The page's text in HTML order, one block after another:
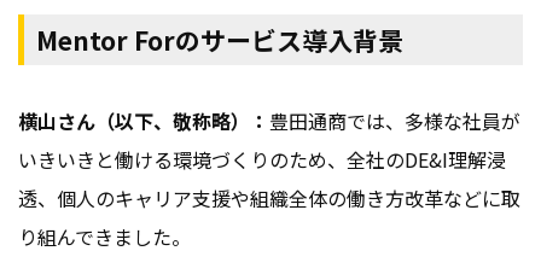
Mentor Forのサービス導入背景
横山さん（以下、敬称略）： 豊田通商では、多様な社員が
いきいきと働ける環境づくりのため、全社のDE&I理解浸
透、個人のキャリア支援や組織全体の働き方改革などに取
り組んできました。